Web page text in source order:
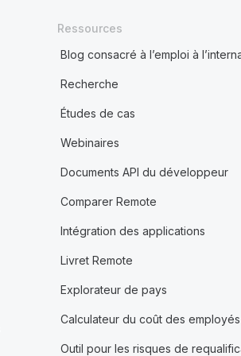
Ressources
Blog consacré à l’emploi à
Recherche
Études de cas
Webinaires
Documents API du développeur
Comparer Remote
Intégration des applications
Livret Remote
Explorateur de pays
Calculateur du coût des employés
Outil pour les risques de